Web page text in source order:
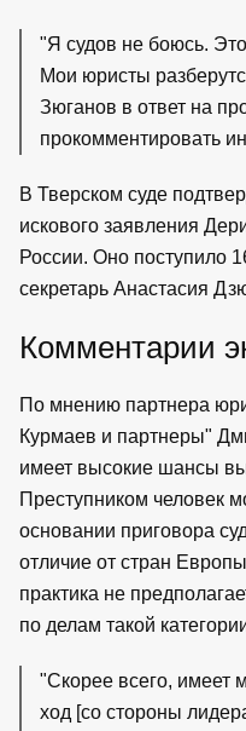
"Я судов не боюсь.
Мои юристы
Зюганов в ответ на
прокомментировать
В Тверском суде
искового заявления
России. Оно поступило
секретарь Анастасия
Комментарии
По мнению партнера
Курмаев и партнеры"
имеет высокие шансы
Преступником человек
основании приговора
отличие от стран
практика не
по делам такой
"Скорее всего, имеет
ход [со стороны